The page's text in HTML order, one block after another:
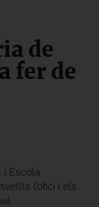
de
fer de
i Escola
l’ofici i els